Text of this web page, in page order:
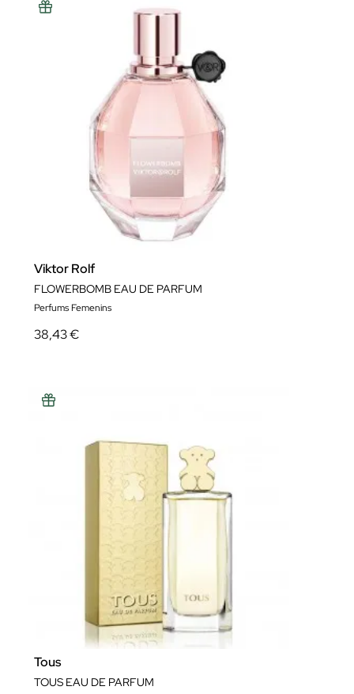
Viktor Rolf
FLOWERBOMB EAU DE PARFUM
Perfums Femenins
38,43 €
Tous
TOUS EAU DE PARFUM